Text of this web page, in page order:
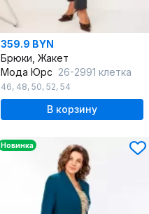
359.9 BYN
Брюки, Жакет
Мода Юрс 26-2991 клетка
46, 48, 50, 52, 54
В корзину
Новинка